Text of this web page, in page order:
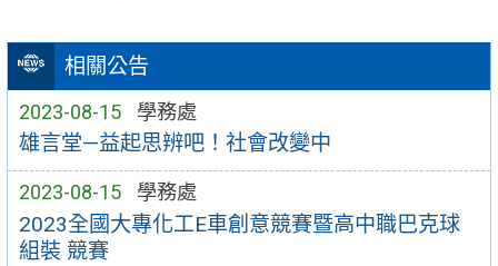
相關公告
2023-08-15 學務處
雄言堂—益起思辨吧！社會改變中
2023-08-15 學務處
2023全國大專化工E車創意競賽暨高中職巴克球
組裝 競賽